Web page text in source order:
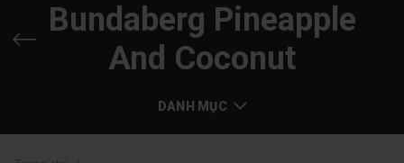
Bundaberg Pineapple
And Coconut
DANH MỤC